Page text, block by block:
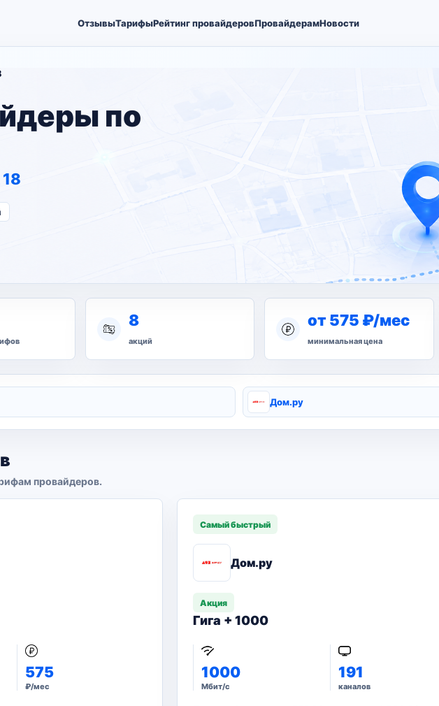
ОтзывыТарифыРейтинг провайдеровПровайдерамНовости
по
8
акций
от 575 ₽/мес
минимальная цена
Дом.ру
провайдеров.
575
₽/мес
Самый быстрый
Дом.ру
Акция
Гига + 1000
1000
Мбит/с
191
каналов